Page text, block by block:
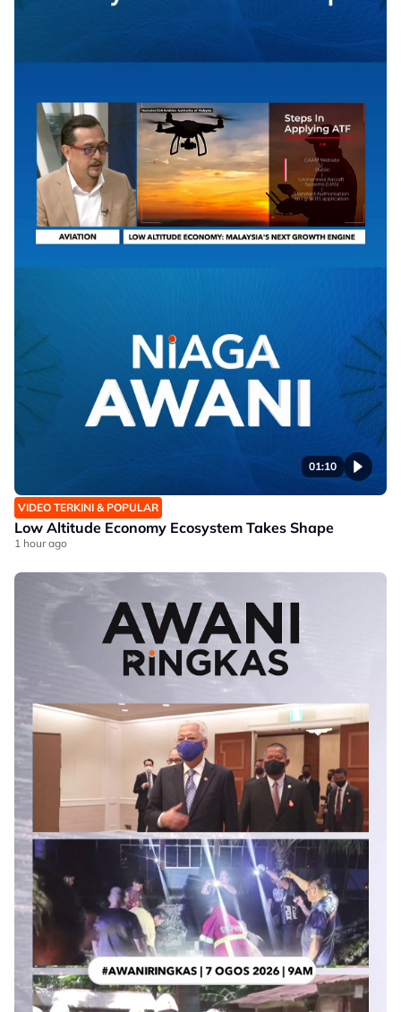
01:10
VIDEO TERKINI & POPULAR
Low Altitude Economy Ecosystem Takes Shape​
1 hour ago